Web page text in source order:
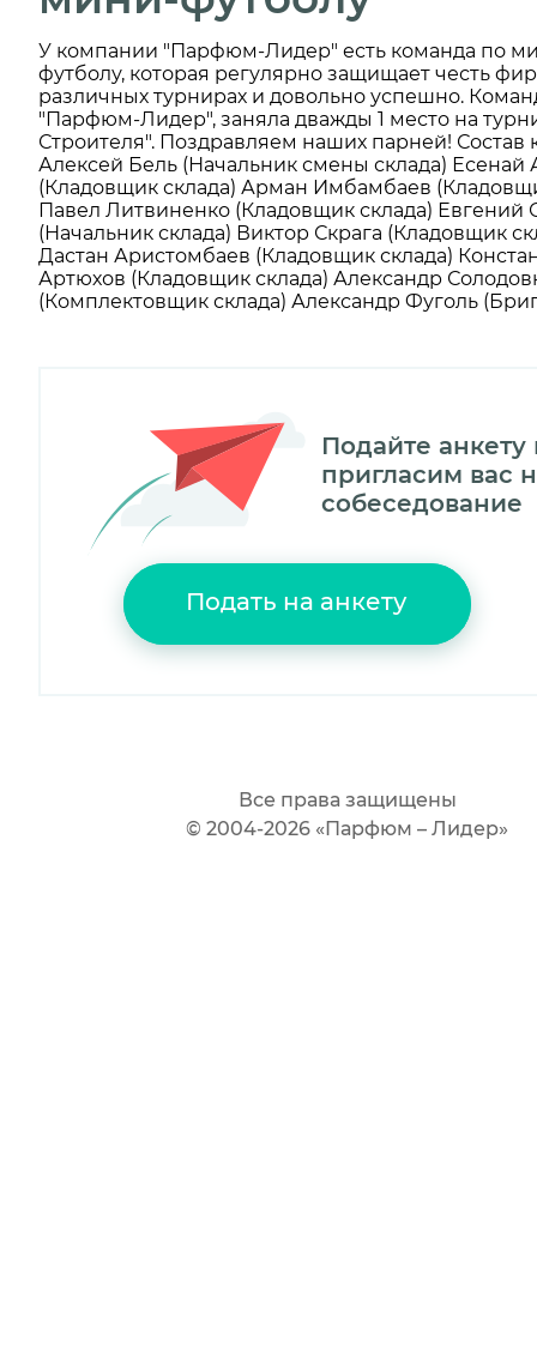
У компании "Парфюм-Лидер" есть команда по
футболу, которая регулярно защищает честь
различных турнирах и довольно успешно.
"Парфюм-Лидер", заняла дважды 1 место на
Строителя". Поздравляем наших парней! Состав
Алексей Бель (Начальник смены склада) Есенай
(Кладовщик склада) Арман Имбамбаев
Павел Литвиненко (Кладовщик склада) Евгений
(Начальник склада) Виктор Скрага (Кладовщик
Дастан Аристомбаев (Кладовщик склада)
Артюхов (Кладовщик склада) Александр
(Комплектовщик склада) Александр Фуголь
Подайте
пригласим вас
собеседование
Подать на анкету
Все права защищены
© 2004-2026 «Парфюм – Лидер»